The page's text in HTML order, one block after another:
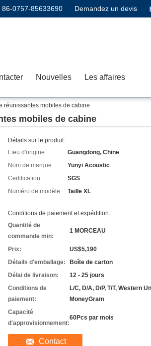
86-0757-85633690 Demandez un devis
Nouvelles Les affaires
réunissantes mobiles de cabine
mobiles de cabine
Détails sur le produit:
Lieu d'origine:
Guangdong, Chine
Nom de marque:
Yunyi Acoustic
Certification:
SGS
Numéro de modèle:
Taille XL
Conditions de paiement et expédition:
Quantité de
commande min:
1 MORCEAU
Prix:
US$5,190
Détails d'emballage:
Boîte de carton
Délai de livraison:
12 - 25 jours
Conditions de
paiement:
L/C, D/A, D/P, T/T, Western
MoneyGram
Capacité
d'approvisionnement:
60Pcs par mois
Contact